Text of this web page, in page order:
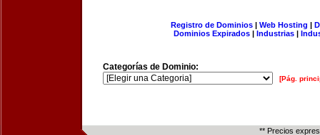
Registro de Dominios| Web Hosting |
Dominios Expirados | Industrias |
Categorías de Dominio:
[Pág.
** Precios